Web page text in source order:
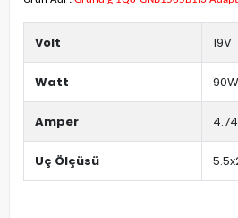
Volt 19V
Watt 90W
Amper
Uç Ölçüsü